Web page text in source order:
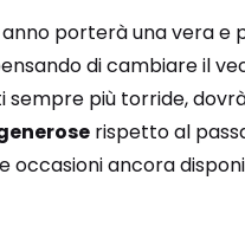
anno porterà una vera
di cambiare il
più torride,
rispetto al
ancora